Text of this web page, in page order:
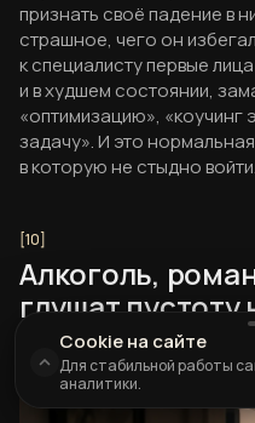
признать своё падение в
страшное, чего он
к специалисту первые
и в худшем состоянии,
«оптимизацию», «коучинг
задачу». И это
в которую не стыдно войти.
Алкоголь,
глушат
Cookie на сайте
Для стабильной работы
аналитики.